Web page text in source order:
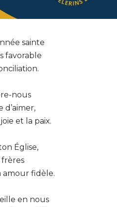
sainte
favorable
nous
d’aimer,
et la paix.
Église,
amour fidèle.
en nous